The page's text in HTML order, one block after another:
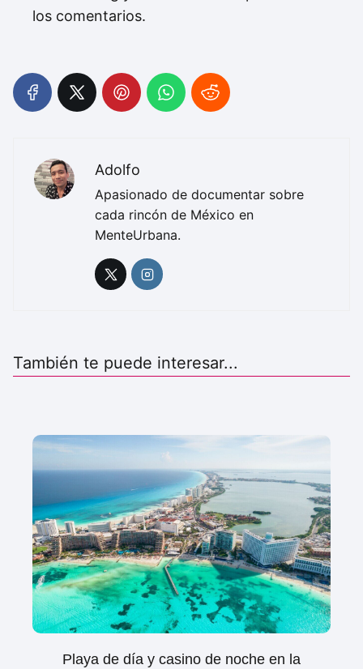
los comentarios.
Adolfo
Apasionado de documentar sobre
cada rincón de México en
MenteUrbana.
También te puede interesar...
Playa de día y casino de noche en la